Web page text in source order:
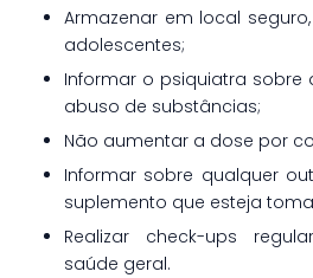
Armazenar em local
adolescentes;
Informar o psiquiatra sobre
abuso de substâncias;
Não aumentar a dose por
Informar sobre qualquer
suplemento que esteja
Realizar check-ups
saúde geral.